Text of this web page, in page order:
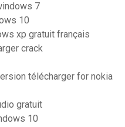
7
10
xp gratuit français
crack
télécharger for nokia
gratuit
10